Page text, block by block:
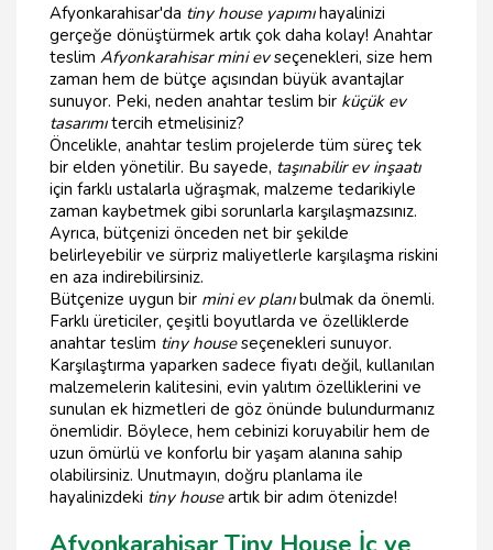
Afyonkarahisar'da tiny house yapımıhayalinizi
gerçeğe dönüştürmek artık çok daha kolay! Anahtar
teslim Afyonkarahisar mini evseçenekleri, size hem
zaman hem de bütçe açısından büyük avantajlar
sunuyor. Peki, neden anahtar teslim bir küçük ev
tasarımıtercih etmelisiniz?
Öncelikle, anahtar teslim projelerde tüm süreç tek
bir elden yönetilir. Bu sayede, taşınabilir ev inşaatı
için farklı ustalarla uğraşmak, malzeme tedarikiyle
zaman kaybetmek gibi sorunlarla karşılaşmazsınız.
Ayrıca, bütçenizi önceden net bir şekilde
belirleyebilir ve sürpriz maliyetlerle karşılaşma riskini
en aza indirebilirsiniz.
Bütçenize uygun bir mini ev planıbulmak da önemli.
Farklı üreticiler, çeşitli boyutlarda ve özelliklerde
anahtar teslim tiny houseseçenekleri sunuyor.
Karşılaştırma yaparken sadece fiyatı değil, kullanılan
malzemelerin kalitesini, evin yalıtım özelliklerini ve
sunulan ek hizmetleri de göz önünde bulundurmanız
önemlidir. Böylece, hem cebinizi koruyabilir hem de
uzun ömürlü ve konforlu bir yaşam alanına sahip
olabilirsiniz. Unutmayın, doğru planlama ile
hayalinizdeki tiny houseartık bir adım ötenizde!